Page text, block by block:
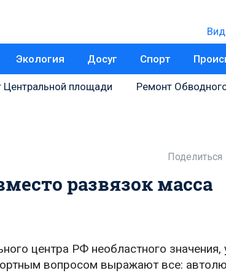
Экология Досуг Спорт
Центральной площади Ремонт
Поделиться
развязок масса
центра РФ необластного
вопросом выражают все: